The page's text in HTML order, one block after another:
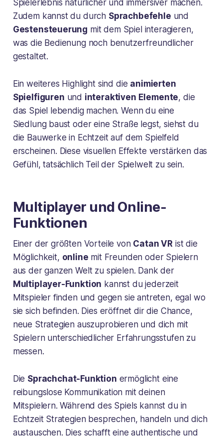
Spielerlebnis natürlicher und immersiver machen.
Zudem kannst du durch Sprachbefehle und
Gestensteuerung mit dem Spiel interagieren,
was die Bedienung noch benutzerfreundlicher
gestaltet.
Ein weiteres Highlight sind die animierten
Spielfiguren und interaktiven Elemente, die
das Spiel lebendig machen. Wenn du eine
Siedlung baust oder eine Straße legst, siehst du
die Bauwerke in Echtzeit auf dem Spielfeld
erscheinen. Diese visuellen Effekte verstärken das
Gefühl, tatsächlich Teil der Spielwelt zu sein.
Multiplayer und Online-
Funktionen
Einer der größten Vorteile von Catan VR ist die
Möglichkeit, online mit Freunden oder Spielern
aus der ganzen Welt zu spielen. Dank der
Multiplayer-Funktion kannst du jederzeit
Mitspieler finden und gegen sie antreten, egal wo
sie sich befinden. Dies eröffnet dir die Chance,
neue Strategien auszuprobieren und dich mit
Spielern unterschiedlicher Erfahrungsstufen zu
messen.
Die Sprachchat-Funktion ermöglicht eine
reibungslose Kommunikation mit deinen
Mitspielern. Während des Spiels kannst du in
Echtzeit Strategien besprechen, handeln und dich
austauschen. Dies schafft eine authentische und